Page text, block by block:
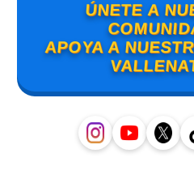
ÚNETE A
APOYA A